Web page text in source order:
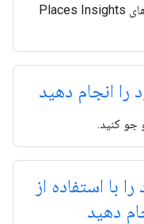
درباره داده ها و مجموعه داده های Places Insights
انجام دهید
با استفاده از
دهید